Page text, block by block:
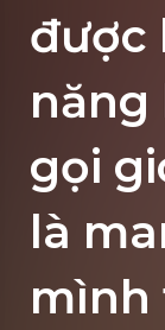
được
năng
gọi
là
mình